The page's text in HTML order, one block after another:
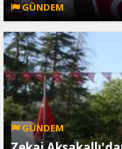
GÜNDEM
GÜNDEM